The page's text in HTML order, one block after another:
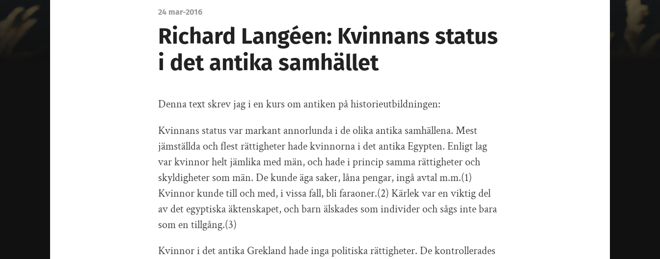
24 mar-2016
Richard Langéen: Kvinnans status
i det antika samhället
Denna text skrev jag i en kurs om antiken på historieutbildningen:
Kvinnans status var markant annorlunda i de olika antika samhällena. Mest
jämställda och flest rättigheter hade kvinnorna i det antika Egypten. Enligt lag
var kvinnor helt jämlika med män, och hade i princip samma rättigheter och
skyldigheter som män. De kunde äga saker, låna pengar, ingå avtal m.m.(1)
Kvinnor kunde till och med, i vissa fall, bli faraoner.(2) Kärlek var en viktig del
av det egyptiska äktenskapet, och barn älskades som individer och sågs inte bara
som en tillgång.(3)
Kvinnor i det antika Grekland hade inga politiska rättigheter. De kontrollerades